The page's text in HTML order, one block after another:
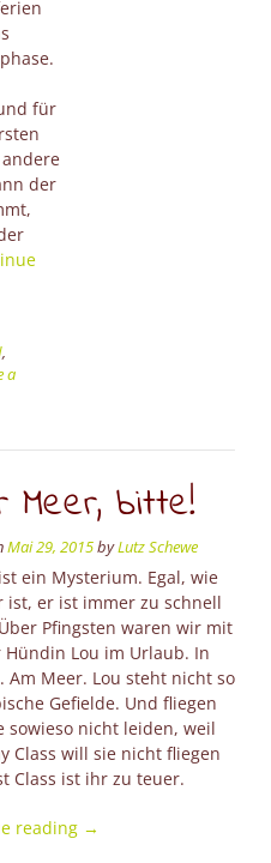
für
der
,
a
Meer, bitte!
Mai 29, 2015byLutz Schewe
ein Mysterium. Egal, wie
ist, er ist immer zu schnell
Pfingsten waren wir mit
Hündin Lou im Urlaub. In
Am Meer. Lou steht nicht so
Gefielde. Und fliegen
sowieso nicht leiden, weil
Class will sie nicht fliegen
Class ist ihr zu teuer.
reading “Mehr
→